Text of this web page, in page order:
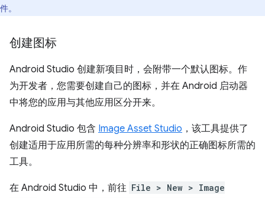
件。
创建图标
Android Studio 创建新项目时，会附带一个默认图标。作
为开发者，您需要创建自己的图标，并在 Android 启动器
中将您的应用与其他应用区分开来。
Android Studio 包含 Image Asset Studio ，该工具提供了
创建适用于应用所需的每种分辨率和形状的正确图标所需的
工具。
在 Android Studio 中，前往 File > New > Image